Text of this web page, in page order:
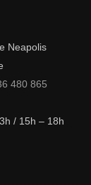
Neapolis
480 865
/ 15h – 18h